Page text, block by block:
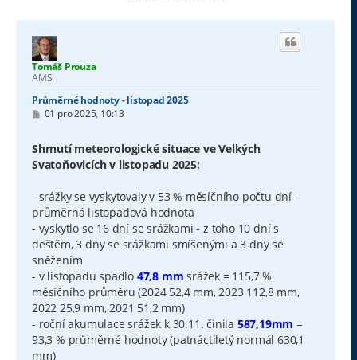
Tomáš Prouza
AMS
Průměrné hodnoty - listopad 2025
P
s
p
ě
k
01 pro 2025, 10:13
Shrnutí meteorologické situace ve Velkých
Svatoňovicích v listopadu 2025:
- srážky se vyskytovaly v 53 % měsíčního počtu dní -
průměrná listopadová hodnota
- vyskytlo se 16 dní se srážkami - z toho 10 dní s
deštěm, 3 dny se srážkami smíšenými a 3 dny se
sněžením
- v listopadu spadlo 47,8 mm srážek = 115,7 %
měsíčního průměru (2024 52,4 mm, 2023 112,8 mm,
2022 25,9 mm, 2021 51,2 mm)
- roční akumulace srážek k 30.11. činila 587,19mm =
93,3 % průměrné hodnoty (patnáctiletý normál 630,1
mm)